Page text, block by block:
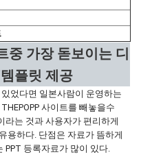
중 가장 돋보이는 디
플릿 제공
었다면 일본사람이 운영하는
사이트를 빼놓을수
라는 것과 사용자가 편리하게
용하다. 단점은 자료가 뜸하게
등록자료가 많이 있다.